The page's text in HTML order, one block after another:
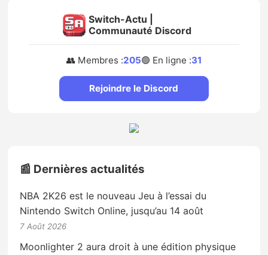
Switch-Actu |
Communauté Discord
👥 Membres :205🟢 En ligne :31
Rejoindre le Discord
📰 Dernières actualités
NBA 2K26 est le nouveau Jeu à l’essai du
Nintendo Switch Online, jusqu’au 14 août
7 Août 2026
Moonlighter 2 aura droit à une édition physique